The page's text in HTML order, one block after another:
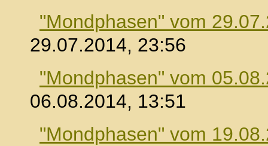
"Mondphasen" vom
29.07.2014, 23:56
"Mondphasen" vom
06.08.2014, 13:51
"Mondphasen" vom